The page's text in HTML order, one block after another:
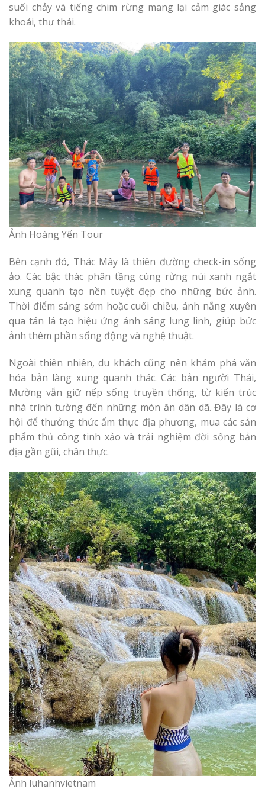
suối chảy và tiếng chim rừng mang lại cảm giác sảng
khoái, thư thái.
Ảnh Hoàng Yến Tour
Bên cạnh đó, Thác Mây là thiên đường check-in sống
ảo. Các bậc thác phân tầng cùng rừng núi xanh ngắt
xung quanh tạo nền tuyệt đẹp cho những bức ảnh.
Thời điểm sáng sớm hoặc cuối chiều, ánh nắng xuyên
qua tán lá tạo hiệu ứng ánh sáng lung linh, giúp bức
ảnh thêm phần sống động và nghệ thuật.
Ngoài thiên nhiên, du khách cũng nên khám phá văn
hóa bản làng xung quanh thác. Các bản người Thái,
Mường vẫn giữ nếp sống truyền thống, từ kiến trúc
nhà trình tường đến những món ăn dân dã. Đây là cơ
hội để thưởng thức ẩm thực địa phương, mua các sản
phẩm thủ công tinh xảo và trải nghiệm đời sống bản
địa gần gũi, chân thực.
Ảnh luhanhvietnam